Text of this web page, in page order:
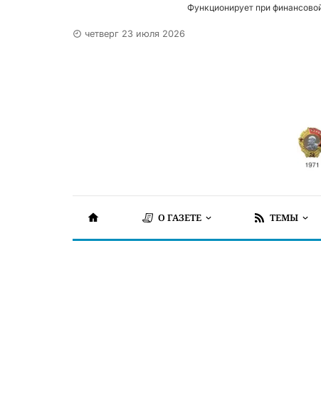
Функционирует при
четверг 23 июля 2026
О ГАЗЕТЕ ТЕМЫ